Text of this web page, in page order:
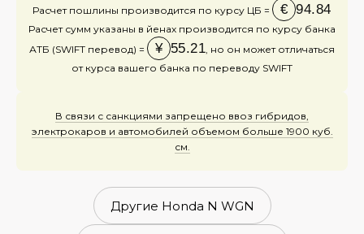
Расчет пошлины производится по курсу ЦБ = € 94.84
Расчет сумм указаны в йенах производится по курсу банка
АТБ (SWIFT перевод) =
¥ 55.21 , но он может отличаться
от курса вашего банка по переводу SWIFT
В связи с санкциями запрещено ввоз гибридов,
электрокаров и автомобилей объемом больше 1900 куб.
см.
Другие Honda N WGN